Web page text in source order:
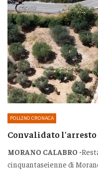
POLLINO CRONACA
Convalidato
MORANO CALABRO -
cinquantaseienne di